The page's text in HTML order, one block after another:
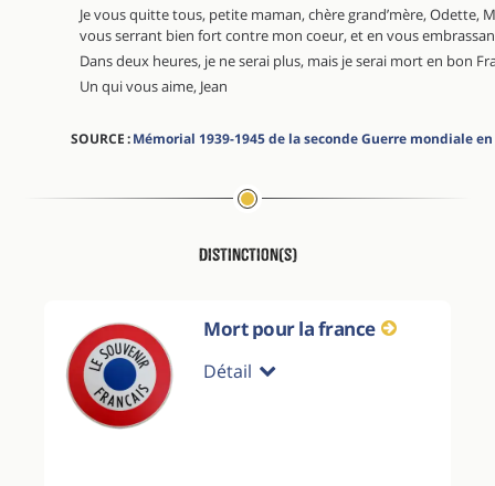
Je vous quitte tous, petite maman, chère grand’mère, Odette,
vous serrant bien fort contre mon coeur, et en vous
Dans deux heures, je ne serai plus, mais je serai mort en bon
Un qui vous aime, Jean
SOURCE :Mémorial 1939-1945 de la seconde Guerre mondiale
Distinction(s)
Mort pour la france
Détail